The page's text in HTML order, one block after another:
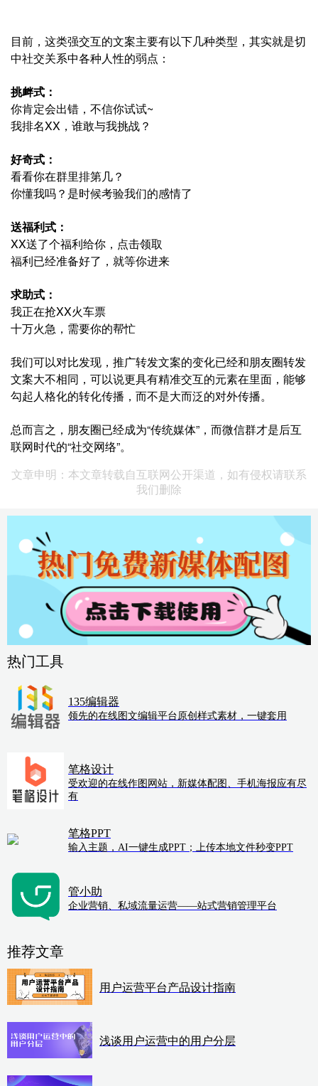
目前，这类强交互的文案主要有以下几种类型，其实就是切
中社交关系中各种人性的弱点：
挑衅式：
你肯定会出错，不信你试试~
我排名XX，谁敢与我挑战？
好奇式：
看看你在群里排第几？
你懂我吗？是时候考验我们的感情了
送福利式：
XX送了个福利给你，点击领取
福利已经准备好了，就等你进来
求助式：
我正在抢XX火车票
十万火急，需要你的帮忙
我们可以对比发现，推广转发文案的变化已经和朋友圈转发
文案大不相同，可以说更具有精准交互的元素在里面，能够
勾起人格化的转化传播，而不是大而泛的对外传播。
总而言之，朋友圈已经成为“传统媒体”，而微信群才是后互
联网时代的“社交网络”。
文章申明：本文章转载自互联网公开渠道，如有侵权请联系
我们删除
热门工具
135编辑器
领先的在线图文编辑平台原创样式素材，一键套用
笔格设计
受欢迎的在线作图网站，新媒体配图、手机海报应有尽
有
笔格PPT
输入主题，AI一键生成PPT；上传本地文件秒变PPT
管小助
企业营销、私域流量运营——站式营销管理平台
推荐文章
用户运营平台产品设计指南
浅谈用户运营中的用户分层